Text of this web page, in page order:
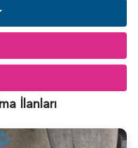
İlanları